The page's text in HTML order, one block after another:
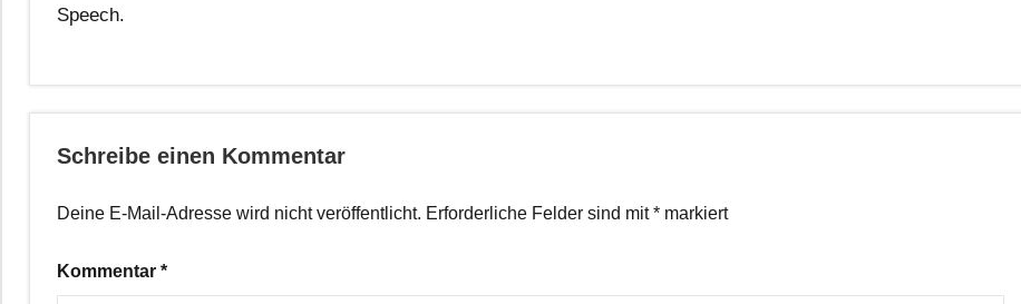
Speech.
Schreibe einen Kommentar
Deine E-Mail-Adresse wird nicht veröffentlicht. Erforderliche Felder sind mit* markiert
Kommentar *